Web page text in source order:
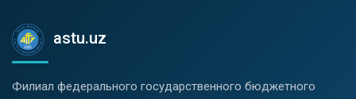
astu.uz
Филиал федерального государственного бюджетного